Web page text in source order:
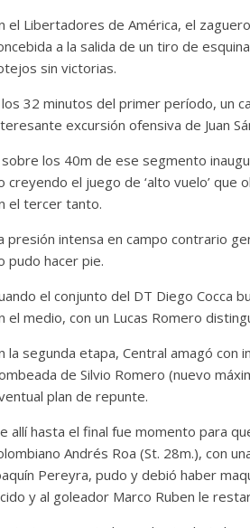
el Libertadores de América, el
a la salida de un tiro de
sin victorias.
los 32 minutos del primer período, un
excursión ofensiva de Juan
sobre los 40m de ese segmento
creyendo el juego de ‘alto vuelo’ que
el tercer tanto.
presión intensa en campo contrario
pudo hacer pie.
el conjunto del DT Diego Cocca
el medio, con un Lucas Romero
la segunda etapa, Central amagó
de Silvio Romero (nuevo
plan de repunte.
allí hasta el final fue momento para
Andrés Roa (St. 28m.), con
Pereyra, pudo y debió haber
y al goleador Marco Ruben le